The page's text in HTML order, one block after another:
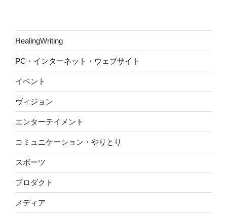
HealingWriting
PC・インターネット・ウェブサイト
イベント
ヴィジョン
エンターテイメント
コミュニケーション・やりとり
スポーツ
プロダクト
メディア